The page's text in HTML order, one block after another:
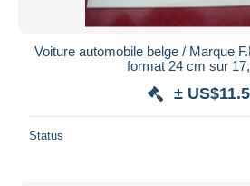
Voiture automobile belge / Marque
format 24 cm sur
±
Status